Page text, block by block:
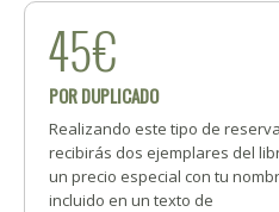
45€
POR DUPLICADO
Realizando este tipo de reserva
recibirás dos ejemplares del
un precio especial con tu
incluido en un texto de